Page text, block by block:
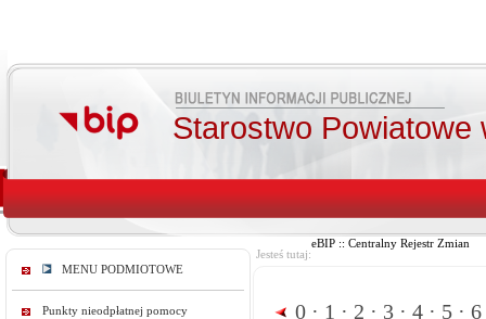
Starostwo Powiatowe
MENU PODMIOTOWE
Punkty nieodpłatnej pomocy
Jesteś tutaj:
eBIP :: Centralny Rejestr Zmian
0 · 1 · 2 · 3 · 4 · 5 · 6